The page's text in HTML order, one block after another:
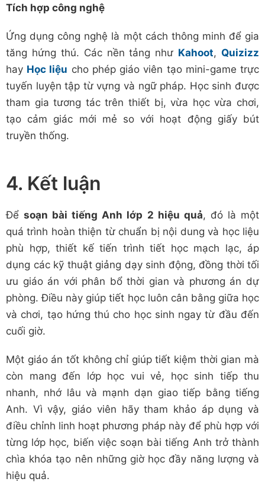
Tích hợp công nghệ
Ứng dụng công nghệ là một cách thông minh để gia
tăng hứng thú. Các nền tảng như Kahoot, Quizizz
hay Học liệu cho phép giáo viên tạo mini-game trực
tuyến luyện tập từ vựng và ngữ pháp. Học sinh được
tham gia tương tác trên thiết bị, vừa học vừa chơi,
tạo cảm giác mới mẻ so với hoạt động giấy bút
truyền thống.
4. Kết luận
Đểsoạn bài tiếng Anh lớp 2 hiệu quả, đó là một
quá trình hoàn thiện từ chuẩn bị nội dung và học liệu
phù hợp, thiết kế tiến trình tiết học mạch lạc, áp
dụng các kỹ thuật giảng dạy sinh động, đồng thời tối
ưu giáo án với phân bổ thời gian và phương án dự
phòng. Điều này giúp tiết học luôn cân bằng giữa học
và chơi, tạo hứng thú cho học sinh ngay từ đầu đến
cuối giờ.
Một giáo án tốt không chỉ giúp tiết kiệm thời gian mà
còn mang đến lớp học vui vẻ, học sinh tiếp thu
nhanh, nhớ lâu và mạnh dạn giao tiếp bằng tiếng
Anh. Vì vậy, giáo viên hãy tham khảo áp dụng và
điều chỉnh linh hoạt phương pháp này để phù hợp với
từng lớp học, biến việc soạn bài tiếng Anh trở thành
chìa khóa tạo nên những giờ học đầy năng lượng và
hiệu quả.